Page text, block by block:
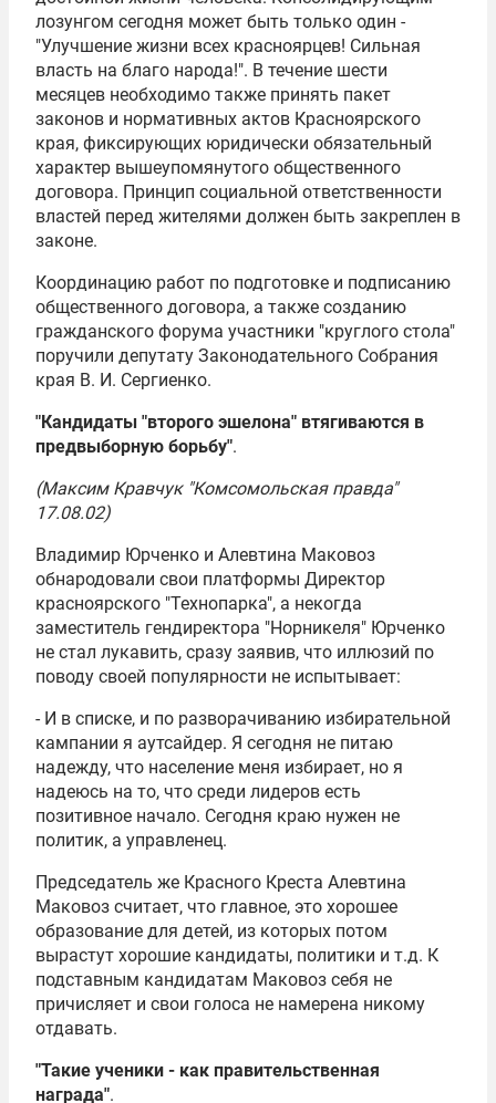
лозунгом сегодня может быть только один -
"Улучшение жизни всех красноярцев! Сильная
власть на благо народа!". В течение шести
месяцев необходимо также принять пакет
законов и нормативных актов Красноярского
края, фиксирующих юридически обязательный
характер вышеупомянутого общественного
договора. Принцип социальной ответственности
властей перед жителями должен быть закреплен в
законе.
Координацию работ по подготовке и подписанию
общественного договора, а также созданию
гражданского форума участники "круглого стола"
поручили депутату Законодательного Собрания
края В. И. Сергиенко.
"Кандидаты "второго эшелона" втягиваются в
предвыборную борьбу".
(Максим Кравчук "Комсомольская правда"
17.08.02)
Владимир Юрченко и Алевтина Маковоз
обнародовали свои платформы Директор
красноярского "Технопарка", а некогда
заместитель гендиректора "Норникеля" Юрченко
не стал лукавить, сразу заявив, что иллюзий по
поводу своей популярности не испытывает:
- И в списке, и по разворачиванию избирательной
кампании я аутсайдер. Я сегодня не питаю
надежду, что население меня избирает, но я
надеюсь на то, что среди лидеров есть
позитивное начало. Сегодня краю нужен не
политик, а управленец.
Председатель же Красного Креста Алевтина
Маковоз считает, что главное, это хорошее
образование для детей, из которых потом
вырастут хорошие кандидаты, политики и т.д. К
подставным кандидатам Маковоз себя не
причисляет и свои голоса не намерена никому
отдавать.
"Такие ученики - как правительственная
награда".